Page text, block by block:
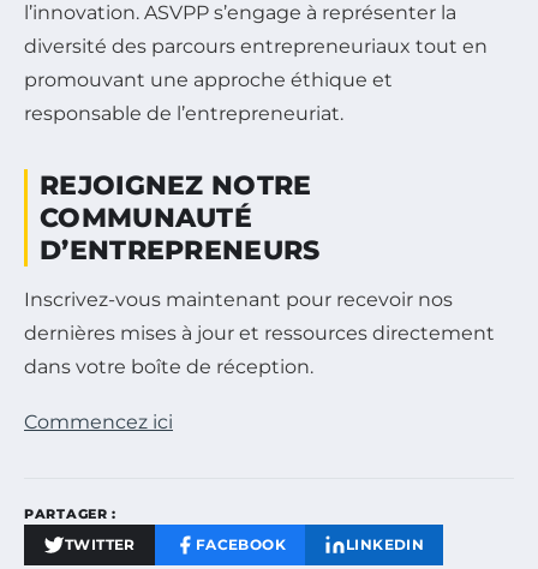
l’innovation. ASVPP s’engage à représenter la
diversité des parcours entrepreneuriaux tout en
promouvant une approche éthique et
responsable de l’entrepreneuriat.
REJOIGNEZ NOTRE
COMMUNAUTÉ
D’ENTREPRENEURS
Inscrivez-vous maintenant pour recevoir nos
dernières mises à jour et ressources directement
dans votre boîte de réception.
Commencez ici
PARTAGER :
TWITTER FACEBOOK LINKEDIN